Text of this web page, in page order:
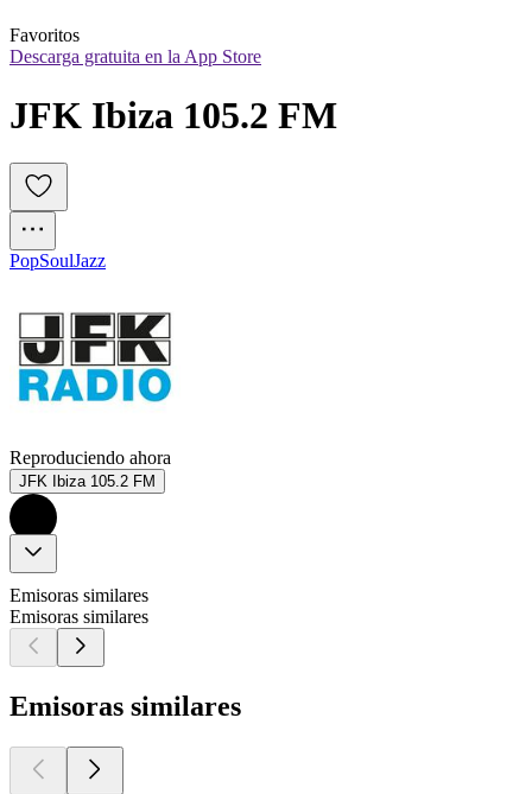
Favoritos
Descarga gratuita en la App Store
JFK Ibiza 105.2 FM
PopSoulJazz
Reproduciendo ahora
JFK Ibiza 105.2 FM
Emisoras similares
Emisoras similares
Emisoras similares